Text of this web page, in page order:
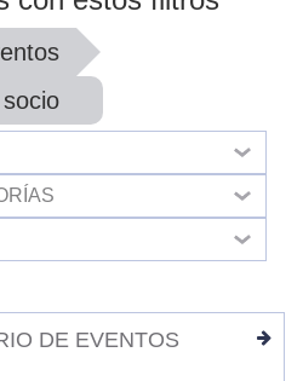
DE EVENTOS